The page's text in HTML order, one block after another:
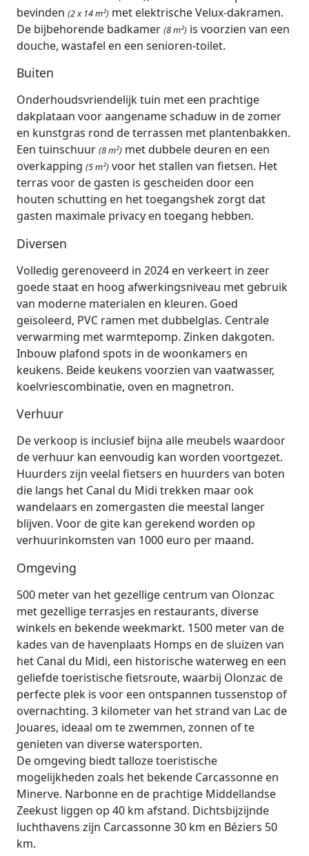
bevinden (2 x 14 m²) met elektrische Velux-dakramen.
De bijbehorende badkamer (8 m²) is voorzien van een
douche, wastafel en een senioren-toilet.
Buiten
Onderhoudsvriendelijk tuin met een prachtige
dakplataan voor aangename schaduw in de zomer
en kunstgras rond de terrassen met plantenbakken.
Een tuinschuur (8 m²) met dubbele deuren en een
overkapping (5 m²) voor het stallen van fietsen. Het
terras voor de gasten is gescheiden door een
houten schutting en het toegangshek zorgt dat
gasten maximale privacy en toegang hebben.
Diversen
Volledig gerenoveerd in 2024 en verkeert in zeer
goede staat en hoog afwerkingsniveau met gebruik
van moderne materialen en kleuren. Goed
geïsoleerd, PVC ramen met dubbelglas. Centrale
verwarming met warmtepomp. Zinken dakgoten.
Inbouw plafond spots in de woonkamers en
keukens. Beide keukens voorzien van vaatwasser,
koelvriescombinatie, oven en magnetron.
Verhuur
De verkoop is inclusief bijna alle meubels waardoor
de verhuur kan eenvoudig kan worden voortgezet.
Huurders zijn veelal fietsers en huurders van boten
die langs het Canal du Midi trekken maar ook
wandelaars en zomergasten die meestal langer
blijven. Voor de gite kan gerekend worden op
verhuurinkomsten van 1000 euro per maand.
Omgeving
500 meter van het gezellige centrum van Olonzac
met gezellige terrasjes en restaurants, diverse
winkels en bekende weekmarkt. 1500 meter van de
kades van de havenplaats Homps en de sluizen van
het Canal du Midi, een historische waterweg en een
geliefde toeristische fietsroute, waarbij Olonzac de
perfecte plek is voor een ontspannen tussenstop of
overnachting. 3 kilometer van het strand van Lac de
Jouares, ideaal om te zwemmen, zonnen of te
genieten van diverse watersporten.
De omgeving biedt talloze toeristische
mogelijkheden zoals het bekende Carcassonne en
Minerve. Narbonne en de prachtige Middellandse
Zeekust liggen op 40 km afstand. Dichtsbijzijnde
luchthavens zijn Carcassonne 30 km en Béziers 50
km.